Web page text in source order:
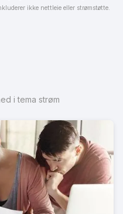
ikke nettleie eller strømstøtte.
i tema strøm